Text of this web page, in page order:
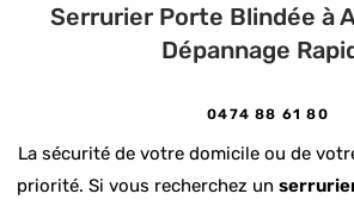
Serrurier Porte Blindée à
Dépannage
0474 88 61 80
La sécurité de votre domicile ou de
priorité. Si vous recherchez un